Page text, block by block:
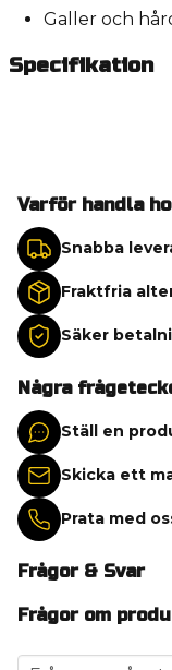
Galler och
Specifikation
Varför handla
Snabba
Fraktfria
Säker
Några
Ställ en
Skicka ett
Prata med
Frågor & Svar
Frågor om